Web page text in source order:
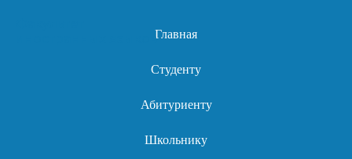
Главная
Студенту
Абитуриенту
Школьнику
иностранных языков